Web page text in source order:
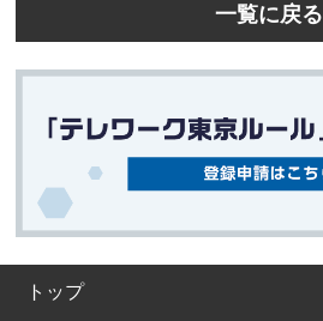
一覧に戻る
トップ